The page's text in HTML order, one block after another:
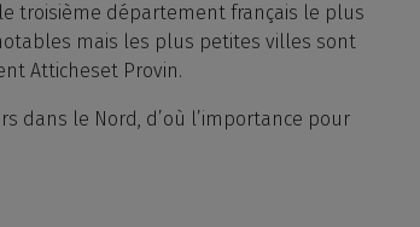
troisième département français le plus
mais les plus petites villes sont
Atticheset Provin.
dans le Nord, d’où l’importance pour